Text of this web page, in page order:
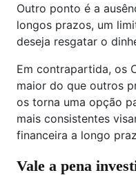
Outro ponto é a
longos prazos, um
deseja resgatar o
Em contrapartida, os
maior do que outros
os torna uma opção
mais consistentes
financeira a longo
Vale a pena